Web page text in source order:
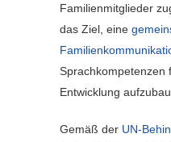
Familienmitglieder
das Ziel, eine
Sprachkompetenzen
Entwicklung
Gemäß der UN-